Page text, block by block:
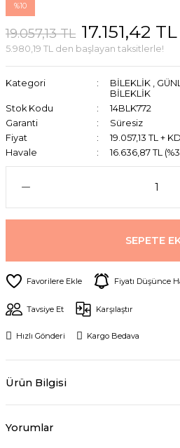
%10
19.057,13 TL 17.151,42 TL
5.980,19 TL den başlayan taksitlerle!
Kategori BİLEKLİK ,
BİLEKLİK
Stok Kodu
14BLK772
Garanti
Süresiz
Fiyat
19.057,13 TL +
Havale
16.636,87 TL
SEPETE
Fiyatı Düşünce
Tavsiye Et Karşılaştır
Hızlı Gönderi Kargo Bedava
Ürün Bilgisi
Yorumlar